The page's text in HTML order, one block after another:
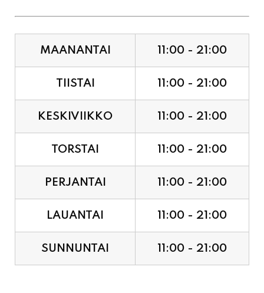
TIISTAI 11:00 - 21:00
KESKIVIIKKO 11:00 - 21:00
TORSTAI 11:00 - 21:00
PERJANTAI 11:00 - 21:00
LAUANTAI 11:00 - 21:00
SUNNUNTAI 11:00 - 21:00